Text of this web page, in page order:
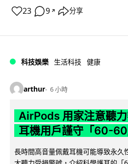
23 9 ↗ 分享
科技娛樂 生活科技 健康
arthur 6 小時
AirPods 用家注意聽
耳機用戶謹守「60-
長時間高音量佩戴耳機可能導致永久